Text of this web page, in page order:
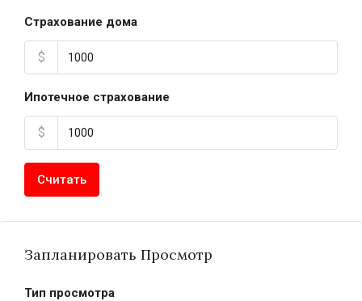
Страхование дома
$
Ипотечное страхование
$
Считать
Запланировать Просмотр
Тип просмотра